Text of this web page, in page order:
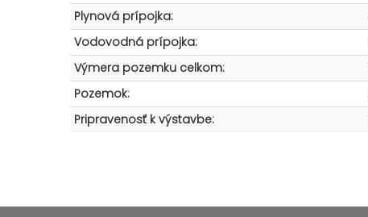
Plynová prípojka:
Vodovodná prípojka:
Výmera pozemku celkom:
Pozemok:
Pripravenosť k výstavbe: